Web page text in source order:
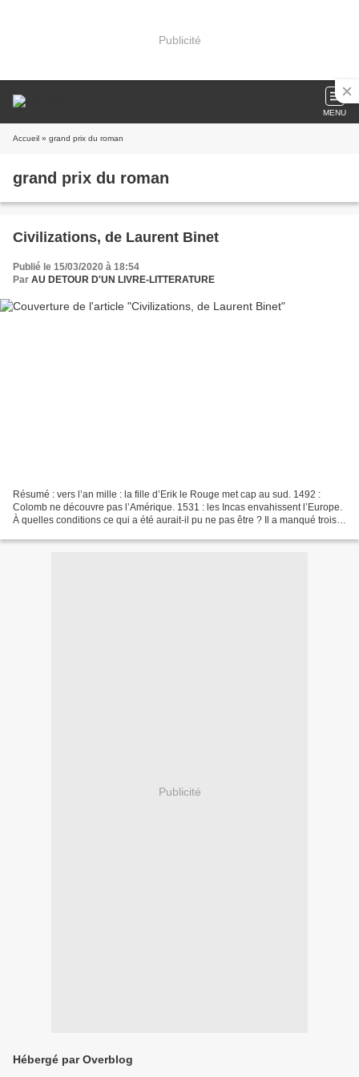
Publicité
MENU
Accueil » grand prix du roman
grand prix du roman
Civilizations, de Laurent Binet
Publié le 15/03/2020 à 18:54
Par AU DETOUR D'UN LIVRE-LITTERATURE
Résumé : vers l’an mille : la fille d’Erik le Rouge met cap au sud. 1492 :
Colomb ne découvre pas l’Amérique. 1531 : les Incas envahissent l’Europe.
À quelles conditions ce qui a été aurait-il pu ne pas être ? Il a manqué trois
Publicité
Hébergé par Overblog